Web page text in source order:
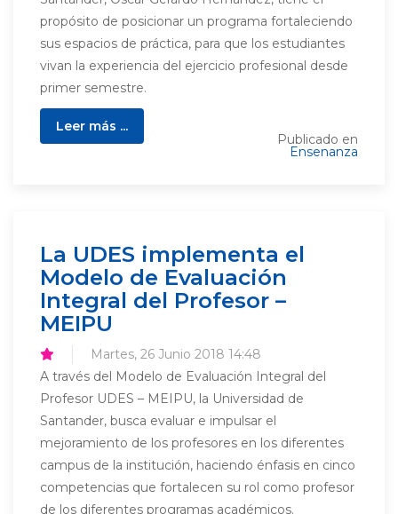
propósito de posicionar un programa fortaleciendo
sus espacios de práctica, para que los estudiantes
vivan la experiencia del ejercicio profesional desde
primer semestre.
Leer más ...
Publicado en
Ensenanza
La UDES implementa el
Modelo de Evaluación
Integral del Profesor –
MEIPU
Martes, 26 Junio 2018 14:48
A través del Modelo de Evaluación Integral del
Profesor UDES – MEIPU, la Universidad de
Santander, busca evaluar e impulsar el
mejoramiento de los profesores en los diferentes
campus de la institución, haciendo énfasis en cinco
competencias que fortalecen su rol como profesor
de los diferentes programas académicos.